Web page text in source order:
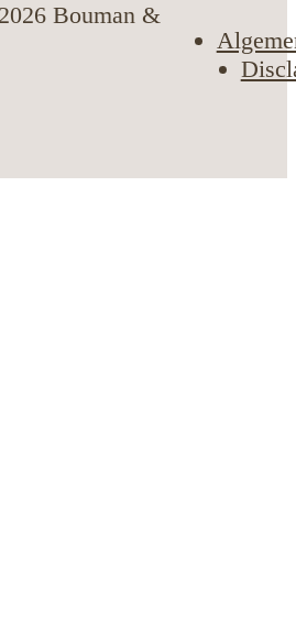
Bouman &